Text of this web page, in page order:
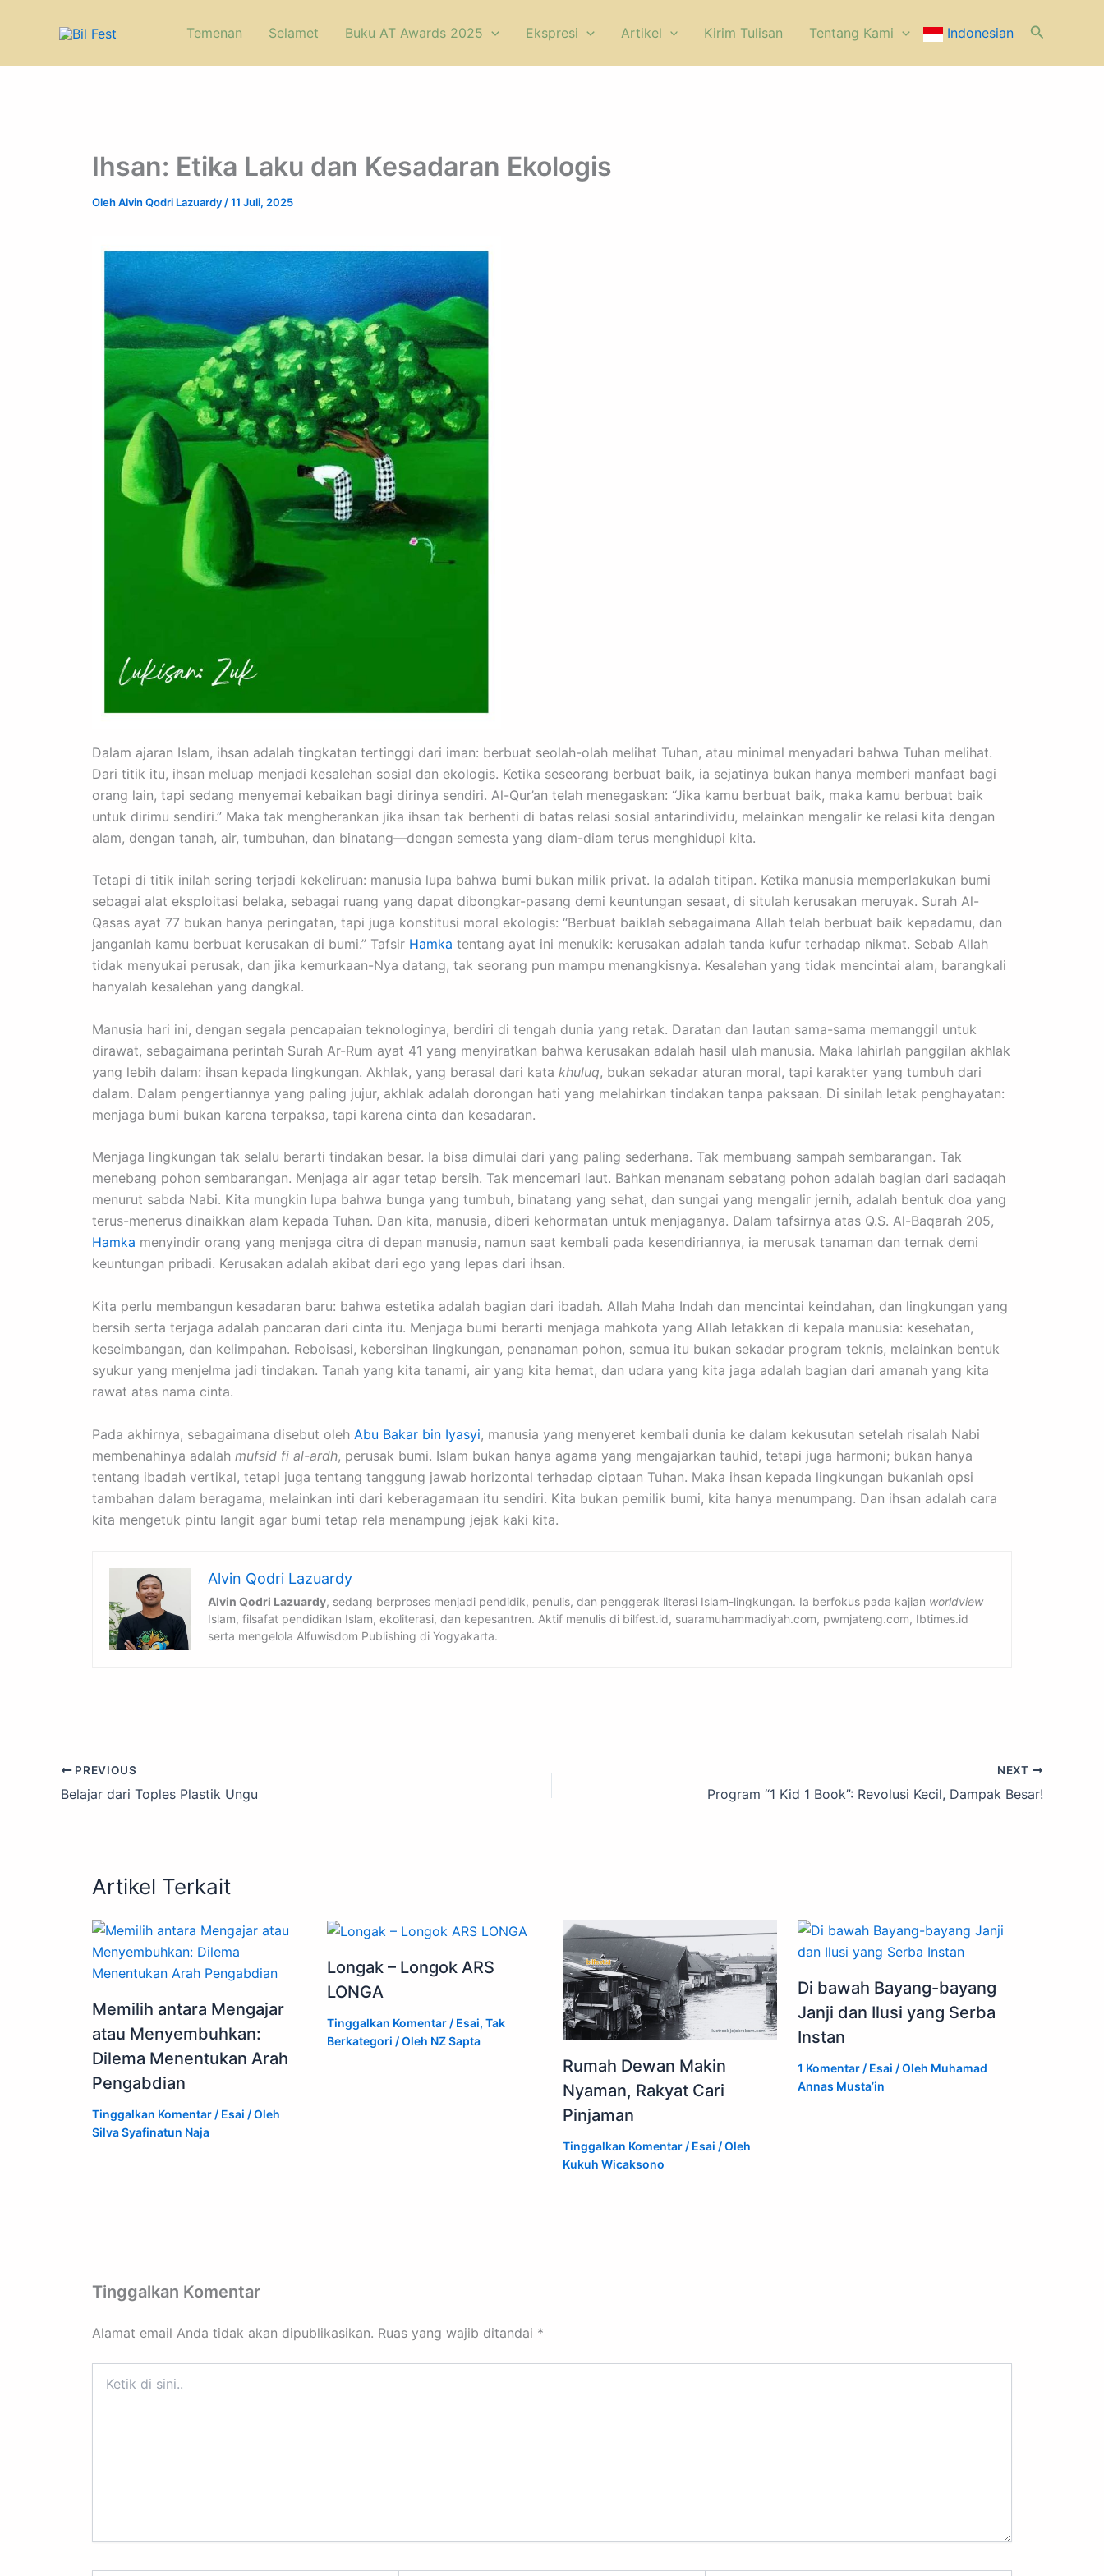
Temenan Selamet Buku AT Awards 2025 Ekspresi Artikel Kirim Tulisan ⁠Tentang Kami Indonesian Cari
Ihsan: Etika Laku dan Kesadaran Ekologis
OlehAlvin Qodri Lazuardy /11 Juli, 2025
Dalam ajaran Islam, ihsan adalah tingkatan tertinggi dari iman: berbuat seolah-olah melihat Tuhan, atau minimal menyadari bahwa Tuhan melihat.
Dari titik itu, ihsan meluap menjadi kesalehan sosial dan ekologis. Ketika seseorang berbuat baik, ia sejatinya bukan hanya memberi manfaat bagi
orang lain, tapi sedang menyemai kebaikan bagi dirinya sendiri. Al-Qur’an telah menegaskan: “Jika kamu berbuat baik, maka kamu berbuat baik
untuk dirimu sendiri.” Maka tak mengherankan jika ihsan tak berhenti di batas relasi sosial antarindividu, melainkan mengalir ke relasi kita dengan
alam, dengan tanah, air, tumbuhan, dan binatang—dengan semesta yang diam-diam terus menghidupi kita.
Tetapi di titik inilah sering terjadi kekeliruan: manusia lupa bahwa bumi bukan milik privat. Ia adalah titipan. Ketika manusia memperlakukan bumi
sebagai alat eksploitasi belaka, sebagai ruang yang dapat dibongkar-pasang demi keuntungan sesaat, di situlah kerusakan meruyak. Surah Al-
Qasas ayat 77 bukan hanya peringatan, tapi juga konstitusi moral ekologis: “Berbuat baiklah sebagaimana Allah telah berbuat baik kepadamu, dan
janganlah kamu berbuat kerusakan di bumi.” Tafsir Hamka tentang ayat ini menukik: kerusakan adalah tanda kufur terhadap nikmat. Sebab Allah
tidak menyukai perusak, dan jika kemurkaan-Nya datang, tak seorang pun mampu menangkisnya. Kesalehan yang tidak mencintai alam, barangkali
hanyalah kesalehan yang dangkal.
Manusia hari ini, dengan segala pencapaian teknologinya, berdiri di tengah dunia yang retak. Daratan dan lautan sama-sama memanggil untuk
dirawat, sebagaimana perintah Surah Ar-Rum ayat 41 yang menyiratkan bahwa kerusakan adalah hasil ulah manusia. Maka lahirlah panggilan akhlak
yang lebih dalam: ihsan kepada lingkungan. Akhlak, yang berasal dari kata khuluq, bukan sekadar aturan moral, tapi karakter yang tumbuh dari
dalam. Dalam pengertiannya yang paling jujur, akhlak adalah dorongan hati yang melahirkan tindakan tanpa paksaan. Di sinilah letak penghayatan:
menjaga bumi bukan karena terpaksa, tapi karena cinta dan kesadaran.
Menjaga lingkungan tak selalu berarti tindakan besar. Ia bisa dimulai dari yang paling sederhana. Tak membuang sampah sembarangan. Tak
menebang pohon sembarangan. Menjaga air agar tetap bersih. Tak mencemari laut. Bahkan menanam sebatang pohon adalah bagian dari sadaqah
menurut sabda Nabi. Kita mungkin lupa bahwa bunga yang tumbuh, binatang yang sehat, dan sungai yang mengalir jernih, adalah bentuk doa yang
terus-menerus dinaikkan alam kepada Tuhan. Dan kita, manusia, diberi kehormatan untuk menjaganya. Dalam tafsirnya atas Q.S. Al-Baqarah 205,
Hamka menyindir orang yang menjaga citra di depan manusia, namun saat kembali pada kesendiriannya, ia merusak tanaman dan ternak demi
keuntungan pribadi. Kerusakan adalah akibat dari ego yang lepas dari ihsan.
Kita perlu membangun kesadaran baru: bahwa estetika adalah bagian dari ibadah. Allah Maha Indah dan mencintai keindahan, dan lingkungan yang
bersih serta terjaga adalah pancaran dari cinta itu. Menjaga bumi berarti menjaga mahkota yang Allah letakkan di kepala manusia: kesehatan,
keseimbangan, dan kelimpahan. Reboisasi, kebersihan lingkungan, penanaman pohon, semua itu bukan sekadar program teknis, melainkan bentuk
syukur yang menjelma jadi tindakan. Tanah yang kita tanami, air yang kita hemat, dan udara yang kita jaga adalah bagian dari amanah yang kita
rawat atas nama cinta.
Pada akhirnya, sebagaimana disebut oleh Abu Bakar bin Iyasyi, manusia yang menyeret kembali dunia ke dalam kekusutan setelah risalah Nabi
membenahinya adalah mufsid fi al-ardh, perusak bumi. Islam bukan hanya agama yang mengajarkan tauhid, tetapi juga harmoni; bukan hanya
tentang ibadah vertikal, tetapi juga tentang tanggung jawab horizontal terhadap ciptaan Tuhan. Maka ihsan kepada lingkungan bukanlah opsi
tambahan dalam beragama, melainkan inti dari keberagamaan itu sendiri. Kita bukan pemilik bumi, kita hanya menumpang. Dan ihsan adalah cara
kita mengetuk pintu langit agar bumi tetap rela menampung jejak kaki kita.
Alvin Qodri Lazuardy
Alvin Qodri Lazuardy, sedang berproses menjadi pendidik, penulis, dan penggerak literasi Islam-lingkungan. Ia berfokus pada kajian worldview
Islam, filsafat pendidikan Islam, ekoliterasi, dan kepesantren. Aktif menulis di bilfest.id, suaramuhammadiyah.com, pwmjateng.com, Ibtimes.id
serta mengelola Alfuwisdom Publishing di Yogyakarta.
PREVIOUS
Belajar dari Toples Plastik Ungu
NEXT
Program “1 Kid 1 Book”: Revolusi Kecil, Dampak Besar!
Artikel Terkait
Memilih antara Mengajar
atau Menyembuhkan:
Dilema Menentukan Arah
Pengabdian
Tinggalkan Komentar / Esai / Oleh
Silva Syafinatun Naja
Longak – Longok ARS
LONGA
Tinggalkan Komentar/ Esai,Tak
Berkategori / Oleh NZ Sapta
Rumah Dewan Makin
Nyaman, Rakyat Cari
Pinjaman
Tinggalkan Komentar / Esai / Oleh
Kukuh Wicaksono
Di bawah Bayang-bayang
Janji dan Ilusi yang Serba
Instan
1 Komentar / Esai / Oleh Muhamad
Annas Musta’in
Tinggalkan Komentar
Alamat email Anda tidak akan dipublikasikan. Ruas yang wajib ditandai *